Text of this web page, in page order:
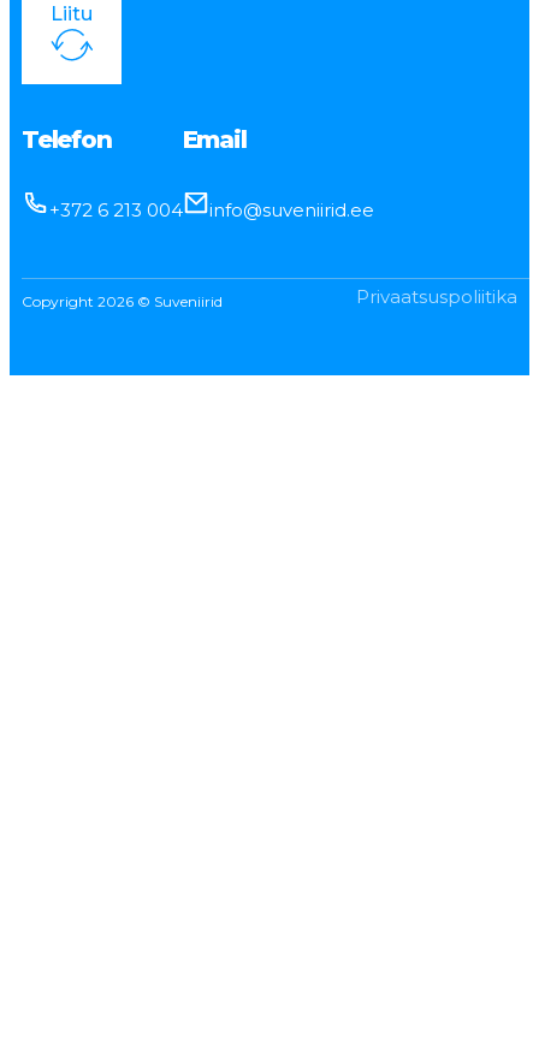
Liitu
Telefon
+372 6 213 004
Email
info@suveniirid.ee
Copyright 2026 © Suveniirid Privaatsuspoliitika